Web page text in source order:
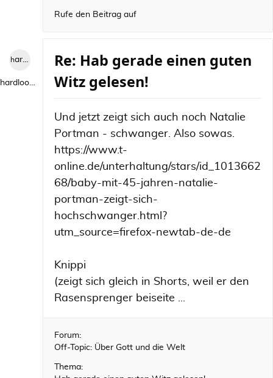
Rufe den Beitrag auf
hardlooper
hardlooper
Re: Hab gerade einen guten
Witz gelesen!
Und jetzt zeigt sich auch noch Natalie
Portman - schwanger. Also sowas.
https://www.t-
online.de/unterhaltung/stars/id_1013662
68/baby-mit-45-jahren-natalie-
portman-zeigt-sich-
hochschwanger.html?
utm_source=firefox-newtab-de-de
Knippi
(zeigt sich gleich in Shorts, weil er den
Rasensprenger beiseite ...
Forum:
Off-Topic: Über Gott und die Welt
Thema: